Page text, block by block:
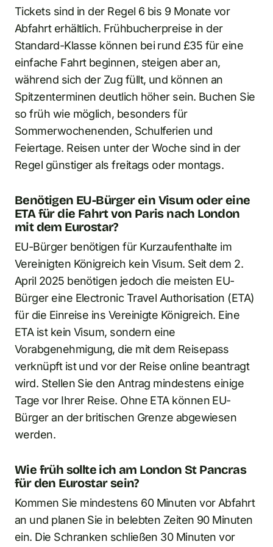
Tickets sind in der Regel 6 bis 9 Monate vor
Abfahrt erhältlich. Frühbucherpreise in der
Standard-Klasse können bei rund £35 für eine
einfache Fahrt beginnen, steigen aber an,
während sich der Zug füllt, und können an
Spitzenterminen deutlich höher sein. Buchen Sie
so früh wie möglich, besonders für
Sommerwochenenden, Schulferien und
Feiertage. Reisen unter der Woche sind in der
Regel günstiger als freitags oder montags.
Benötigen EU-Bürger ein Visum oder eine
ETA für die Fahrt von Paris nach London
mit dem Eurostar?
EU-Bürger benötigen für Kurzaufenthalte im
Vereinigten Königreich kein Visum. Seit dem 2.
April 2025 benötigen jedoch die meisten EU-
Bürger eine Electronic Travel Authorisation (ETA)
für die Einreise ins Vereinigte Königreich. Eine
ETA ist kein Visum, sondern eine
Vorabgenehmigung, die mit dem Reisepass
verknüpft ist und vor der Reise online beantragt
wird. Stellen Sie den Antrag mindestens einige
Tage vor Ihrer Reise. Ohne ETA können EU-
Bürger an der britischen Grenze abgewiesen
werden.
Wie früh sollte ich am London St Pancras
für den Eurostar sein?
Kommen Sie mindestens 60 Minuten vor Abfahrt
an und planen Sie in belebten Zeiten 90 Minuten
ein. Die Schranken schließen 30 Minuten vor